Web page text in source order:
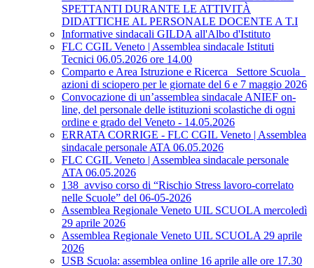
SPETTANTI DURANTE LE ATTIVITÀ
DIDATTICHE AL PERSONALE DOCENTE A T.I
Informative sindacali GILDA all'Albo d'Istituto
FLC CGIL Veneto | Assemblea sindacale Istituti
Tecnici 06.05.2026 ore 14.00
Comparto e Area Istruzione e Ricerca_ Settore Scuola_
azioni di sciopero per le giornate del 6 e 7 maggio 2026
Convocazione di un’assemblea sindacale ANIEF on-
line, del personale delle istituzioni scolastiche di ogni
ordine e grado del Veneto - 14.05.2026
ERRATA CORRIGE - FLC CGIL Veneto | Assemblea
sindacale personale ATA 06.05.2026
FLC CGIL Veneto | Assemblea sindacale personale
ATA 06.05.2026
138_avviso corso di “Rischio Stress lavoro-correlato
nelle Scuole” del 06-05-2026
Assemblea Regionale Veneto UIL SCUOLA mercoledì
29 aprile 2026
Assemblea Regionale Veneto UIL SCUOLA 29 aprile
2026
USB Scuola: assemblea online 16 aprile alle ore 17.30